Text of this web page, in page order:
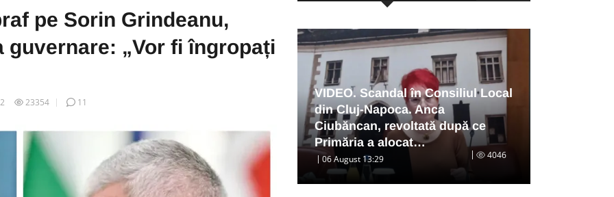
pe Sorin Grindeanu,
guvernare: „Vor fi îngropați
23354 11
VIDEO. Scandal în Consiliul Local
din Cluj-Napoca. Anca
Ciubăncan, revoltată după ce
Primăria a alocat…
06 August 13:29 4046